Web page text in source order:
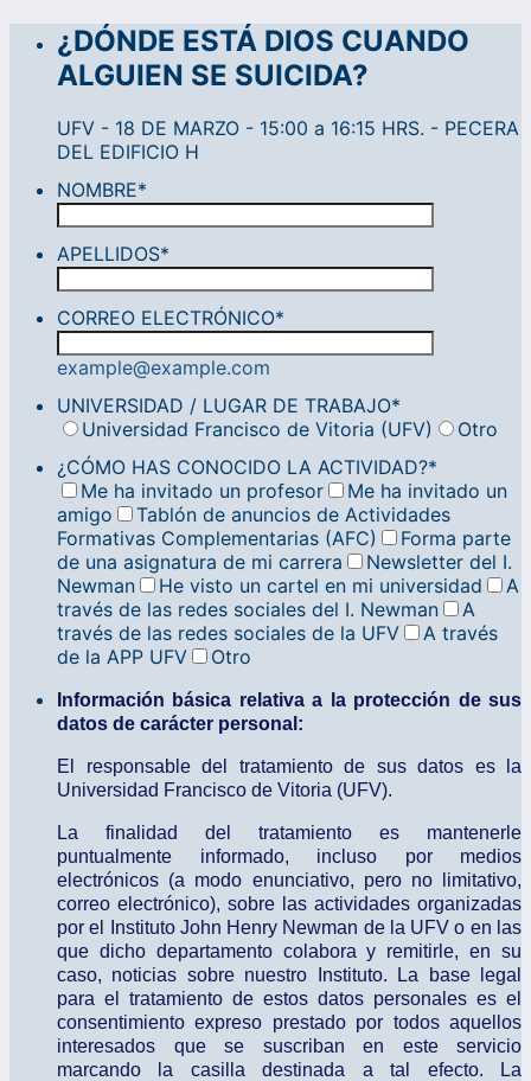
¿DÓNDE ESTÁ DIOS CUANDO
ALGUIEN SE SUICIDA?
UFV - 18 DE MARZO - 15:00 a 16:15 HRS. - PECERA
DEL EDIFICIO H
NOMBRE*
APELLIDOS*
CORREO ELECTRÓNICO*
example@example.com
UNIVERSIDAD / LUGAR DE TRABAJO*
Universidad Francisco de Vitoria (UFV)
Otro
¿CÓMO HAS CONOCIDO LA ACTIVIDAD?*
Me ha invitado un profesor
Me ha invitado un
amigo
Tablón de anuncios de Actividades
Formativas Complementarias (AFC)
Forma parte
de una asignatura de mi carrera
Newsletter del I.
Newman
He visto un cartel en mi universidad
A
través de las redes sociales del I. Newman
A
través de las redes sociales de la UFV
A través
de la APP UFV
Otro
Información básica relativa a la protección de sus
datos de carácter personal:
El responsable del tratamiento de sus datos es la
Universidad Francisco de Vitoria (UFV).
La finalidad del tratamiento es mantenerle
puntualmente informado, incluso por medios
electrónicos (a modo enunciativo, pero no limitativo,
correo electrónico), sobre las actividades organizadas
por el Instituto John Henry Newman de la UFV o en las
que dicho departamento colabora y remitirle, en su
caso, noticias sobre nuestro Instituto. La base legal
para el tratamiento de estos datos personales es el
consentimiento expreso prestado por todos aquellos
interesados que se suscriban en este servicio
marcando la casilla destinada a tal efecto. La